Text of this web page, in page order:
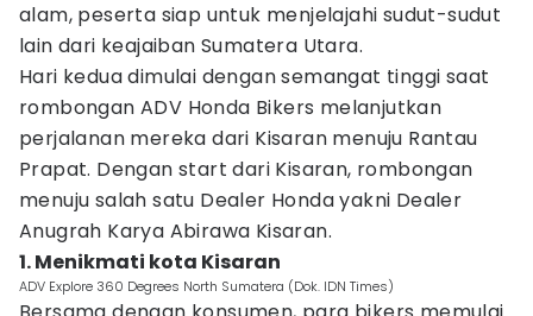
alam, peserta siap untuk menjelajahi sudut-sudut
lain dari keajaiban Sumatera Utara.
Hari kedua dimulai dengan semangat tinggi saat
rombongan ADV Honda Bikers melanjutkan
perjalanan mereka dari Kisaran menuju Rantau
Prapat. Dengan start dari Kisaran, rombongan
menuju salah satu Dealer Honda yakni Dealer
Anugrah Karya Abirawa Kisaran.
1. Menikmati kota Kisaran
ADV Explore 360 Degrees North Sumatera (Dok. IDN Times)